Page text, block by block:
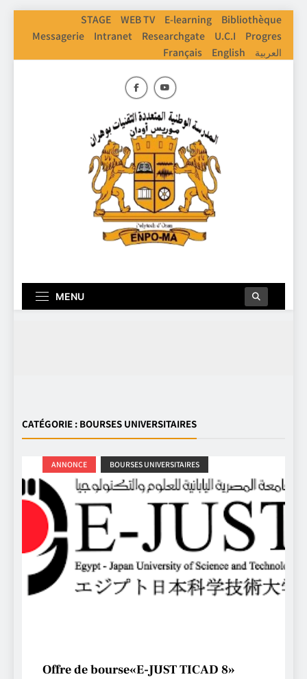
STAGE WEB TV E-learning
Bibliothèque
Messagerie
Intranet Researchgate U.C.I
Progres
Français
English العربية
MENU
CATÉGORIE : BOURSES UNIVERSITAIRES
ANNONCE BOURSES UNIVERSITAIRES
Offre de bourse«E-JUST TICAD 8»